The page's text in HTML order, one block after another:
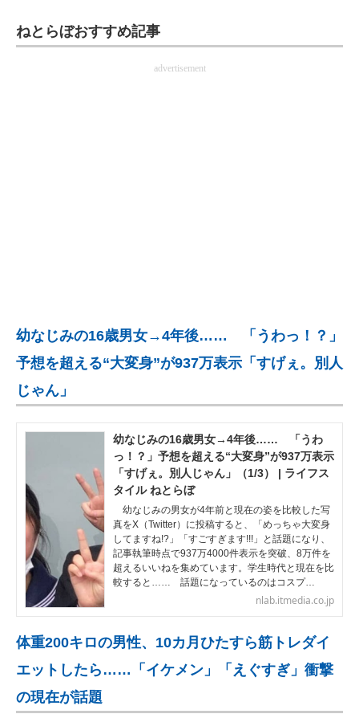
マーケ×ITの今がよく分かる
建設×テクノロジーの最前線
ちょっと気になるネットの話題
ねとらぼおすすめ記事
advertisement
幼なじみの16歳男女→4年後…… 「うわっ！？」
予想を超える“大変身”が937万表示「すげぇ。別人
じゃん」
幼なじみの16歳男女→4年後…… 「うわ
っ！？」予想を超える“大変身”が937万表示
「すげぇ。別人じゃん」（1/3） | ライフス
タイル ねとらぼ
幼なじみの男女が4年前と現在の姿を比較した写
真をX（Twitter）に投稿すると、「めっちゃ大変身
してますね!?」「すごすぎます!!!」と話題になり、
記事執筆時点で937万4000件表示を突破、8万件を
超えるいいねを集めています。学生時代と現在を比
較すると…… 話題になっているのはコスプ…
nlab.itmedia.co.jp
体重200キロの男性、10カ月ひたすら筋トレダイ
エットしたら……「イケメン」「えぐすぎ」衝撃
の現在が話題